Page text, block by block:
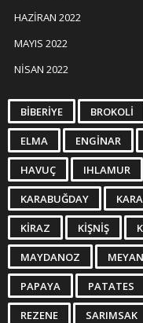
HAZIRAN 2022
MAYIS 2022
NISAN 2022
BIBERIYE BROKOLI
ELMA ENGINAR
HAVUÇ IHLAMUR
KARABUĞDAY
KIRAZ KIŞNIŞ
MAYDANOZ
PAPAYA PATATES
REZENE SARIMSAK